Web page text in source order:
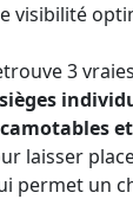
visibilité
3
laisser
permet un